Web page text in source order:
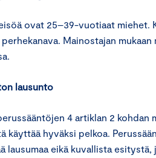
ovat 25–39-vuotiaat miehet.
Mainostajan
lausunto
4 artiklan 2 kohdan
käyttää hyväksi pelkoa.
lausumaa eikä kuvallista